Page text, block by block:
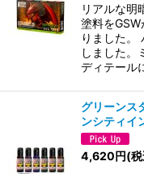
リアルな明
塗料を
りました。
しました。
ディテール
グリーン
ンシティイ
4,620円(